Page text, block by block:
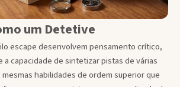
um Detetive
escape desenvolvem pensamento crítico,
a capacidade de sintetizar pistas de várias
habilidades de ordem superior que